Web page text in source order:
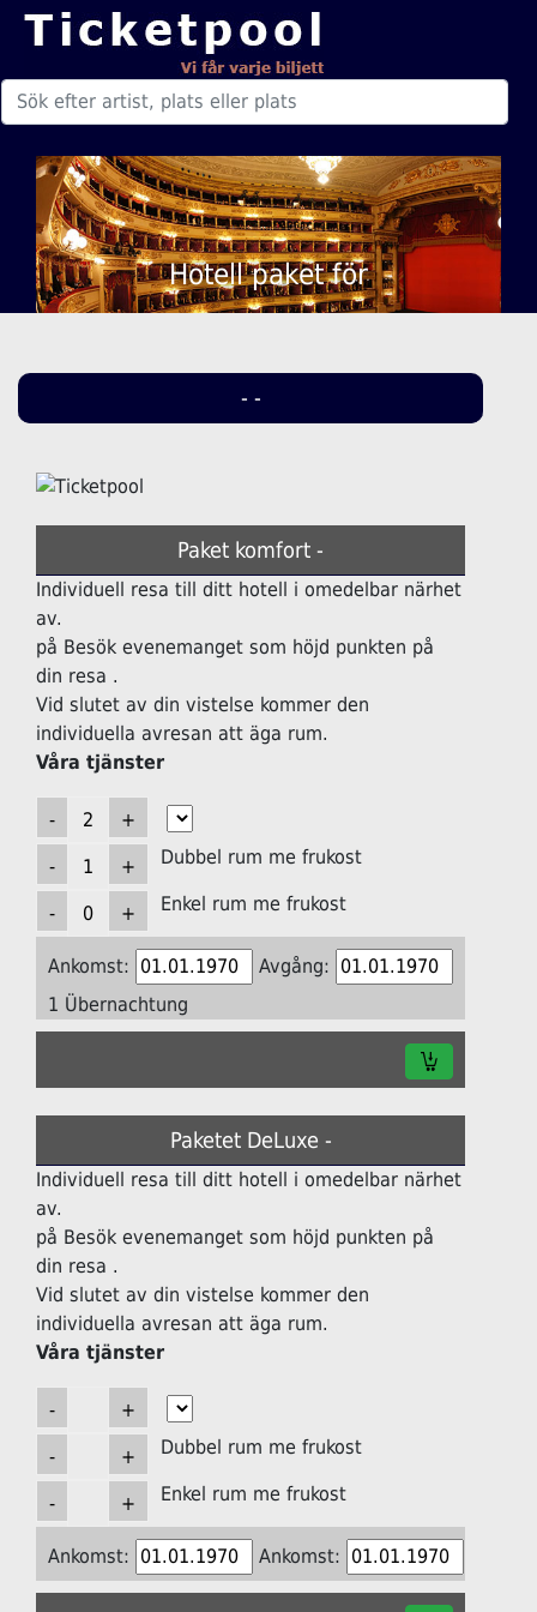
Hotell paket för
- -
Paket komfort -
Individuell resa till ditt hotell i omedelbar närhet
av.
på Besök evenemanget som höjd punkten på
din resa .
Vid slutet av din vistelse kommer den
individuella avresan att äga rum.
Våra tjänster
Dubbel rum me frukost
Enkel rum me frukost
Ankomst:
Avgång:
1 Übernachtung
Paketet DeLuxe -
Individuell resa till ditt hotell i omedelbar närhet
av.
på Besök evenemanget som höjd punkten på
din resa .
Vid slutet av din vistelse kommer den
individuella avresan att äga rum.
Våra tjänster
Dubbel rum me frukost
Enkel rum me frukost
Ankomst: Ankomst: